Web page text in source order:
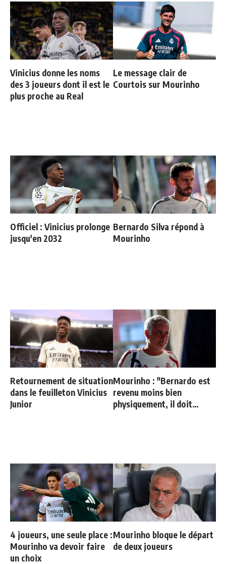
Vinicius donne les noms
des 3 joueurs dont il est le
plus proche au Real
Le message clair de
Courtois sur Mourinho
Officiel : Vinicius prolonge
jusqu'en 2032
Bernardo Silva répond à
Mourinho
Retournement de situation
dans le feuilleton Vinicius
Junior
Mourinho : "Bernardo est
revenu moins bien
physiquement, il doit
4 joueurs, une seule place :
Mourinho va devoir faire
un choix
Mourinho bloque le départ
de deux joueurs